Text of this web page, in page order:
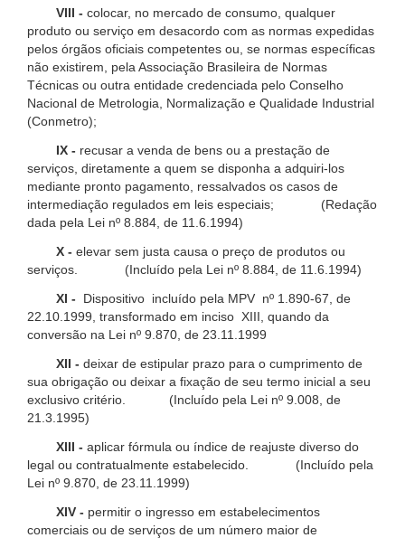
VIII - colocar, no mercado de consumo, qualquer
produto ou serviço em desacordo com as normas expedidas
pelos órgãos oficiais competentes ou, se normas específicas
não existirem, pela Associação Brasileira de Normas
Técnicas ou outra entidade credenciada pelo Conselho
Nacional de Metrologia, Normalização e Qualidade Industrial
(Conmetro);
IX - recusar a venda de bens ou a prestação de
serviços, diretamente a quem se disponha a adquiri-los
mediante pronto pagamento, ressalvados os casos de
intermediação regulados em leis especiais; (Redação
dada pela Lei nº 8.884, de 11.6.1994)
X - elevar sem justa causa o preço de produtos ou
serviços. (Incluído pela Lei nº 8.884, de 11.6.1994)
XI -
Dispositivo incluído pela MPV nº 1.890-67, de
22.10.1999, transformado em inciso XIII, quando da
conversão na Lei nº 9.870, de 23.11.1999
XII - deixar de estipular prazo para o cumprimento de
sua obrigação ou deixar a fixação de seu termo inicial a seu
exclusivo critério. (Incluído pela Lei nº 9.008, de
21.3.1995)
XIII - aplicar fórmula ou índice de reajuste diverso do
legal ou contratualmente estabelecido. (Incluído pela
Lei nº 9.870, de 23.11.1999)
XIV - permitir o ingresso em estabelecimentos
comerciais ou de serviços de um número maior de